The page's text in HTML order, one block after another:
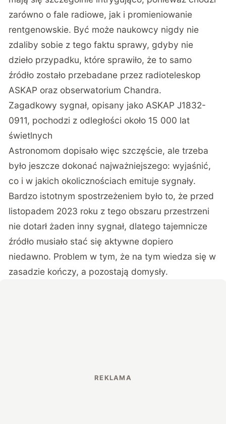
zarówno o fale radiowe, jak i promieniowanie
rentgenowskie. Być może naukowcy nigdy nie
zdaliby sobie z tego faktu sprawy, gdyby nie
dzieło przypadku, które sprawiło, że to samo
źródło zostało przebadane przez radioteleskop
ASKAP oraz obserwatorium Chandra.
Zagadkowy sygnał, opisany jako ASKAP J1832-
0911, pochodzi z odległości około 15 000 lat
świetlnych
Astronomom dopisało więc szczęście, ale trzeba
było jeszcze dokonać najważniejszego: wyjaśnić,
co i w jakich okolicznościach emituje sygnały.
Bardzo istotnym spostrzeżeniem było to, że przed
listopadem 2023 roku z tego obszaru przestrzeni
nie dotarł żaden inny sygnał, dlatego tajemnicze
źródło musiało stać się aktywne dopiero
niedawno. Problem w tym, że na tym wiedza się w
zasadzie kończy, a pozostają domysły.